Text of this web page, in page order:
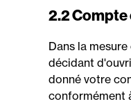
2.2
Dans la
décidant
donné votre
conformément à